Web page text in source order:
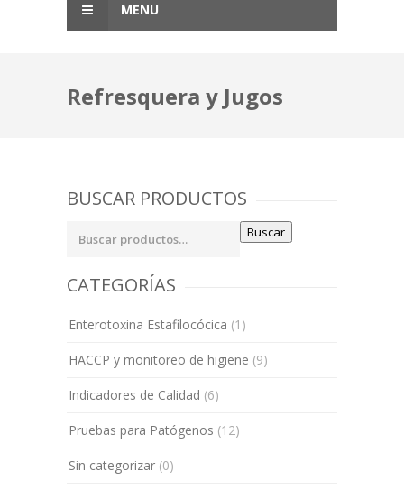
MENU
Refresquera y Jugos
BUSCAR PRODUCTOS
Buscar
CATEGORÍAS
Enterotoxina Estafilocócica (1)
HACCP y monitoreo de higiene (9)
Indicadores de Calidad (6)
Pruebas para Patógenos (12)
Sin categorizar (0)